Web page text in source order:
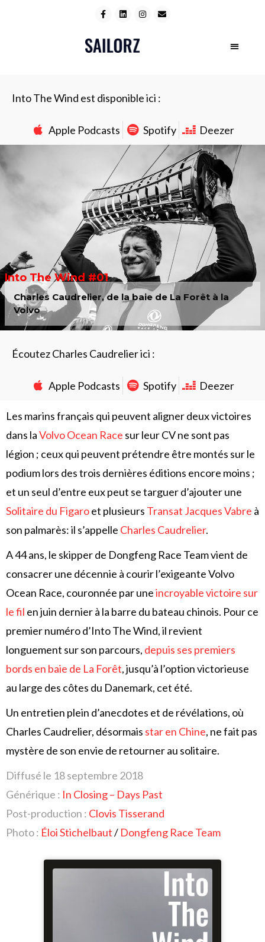
Into The Wind est disponible ici :
Apple Podcasts Spotify Deezer
Into The Wind #01
Charles Caudrelier, de la baie de La Forêt à la
Volvo
Écoutez Charles Caudrelier ici :
Apple Podcasts Spotify Deezer
Les marins français qui peuvent aligner deux victoires
dans laVolvo Ocean Race sur leur CV ne sont pas
légion ; ceux qui peuvent prétendre être montés sur le
podium lors des trois dernières éditions encore moins ;
et un seul d’entre eux peut se targuer d’ajouter une
Solitaire du Figaroet plusieurs Transat Jacques Vabre à
son palmarès: il s’appelle Charles Caudrelier.
A 44 ans, le skipper de Dongfeng Race Team vient de
consacrer une décennie à courir l’exigeante Volvo
Ocean Race, couronnée par uneincroyable victoire sur
le fil en juin dernier à la barre du bateau chinois. Pour ce
premier numéro d’Into The Wind, il revient
longuement sur son parcours, depuis ses premiers
bords en baie de La Forêt, jusqu’à l’option victorieuse
au large des côtes du Danemark, cet été.
Un entretien plein d’anecdotes et de révélations, où
Charles Caudrelier, désormais star en Chine, ne fait pas
mystère de son envie de retourner au solitaire.
Diffusé le 18 septembre 2018
Générique : In Closing – Days Past
Post-production : Clovis Tisserand
Photo : Éloi Stichelbaut/ Dongfeng Race Team